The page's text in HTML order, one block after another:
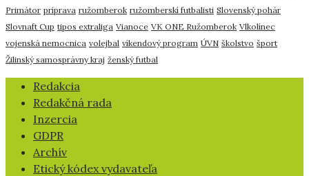
Primátor príprava ružomberok ružomberskí futbalisti Slovenský pohár
Slovnaft Cup tipos extraliga Vianoce VK ONE Ružomberok Vlkolínec
vojenská nemocnica volejbal víkendový program ÚVN školstvo šport
Žilinský samosprávny kraj ženský futbal
​Redakcia
Redakčná rada
Inzercia
GDPR
Archív
Etický kódex vydavateľa